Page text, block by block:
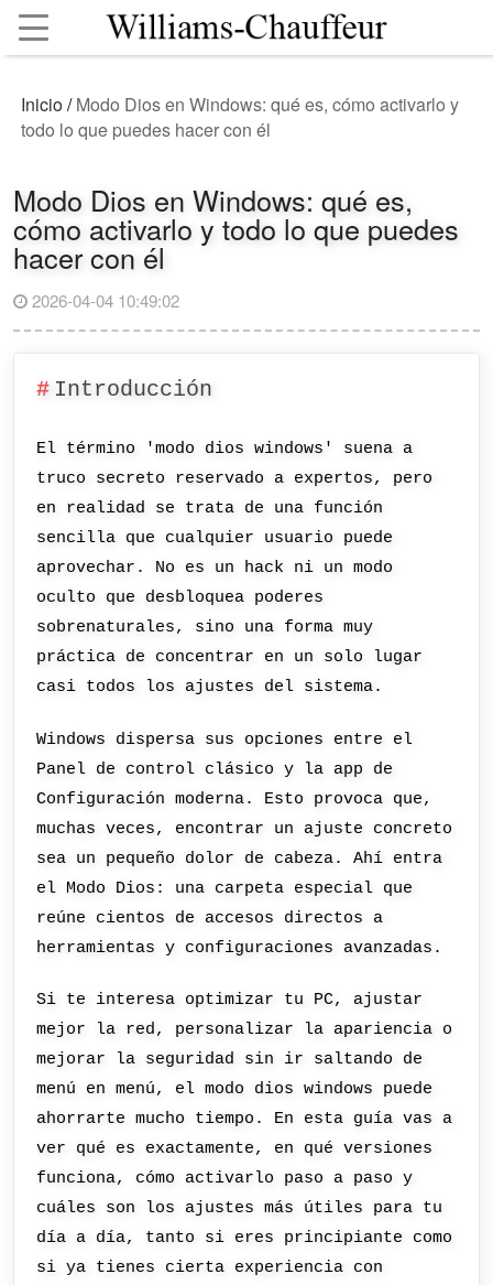
Inicio/Modo Dios en Windows: qué es, cómo activarlo y
todo lo que puedes hacer con él
Modo Dios en Windows: qué es,
cómo activarlo y todo lo que puedes
hacer con él
2026-04-04 10:49:02
Introducción
El término 'modo dios windows' suena a
truco secreto reservado a expertos, pero
en realidad se trata de una función
sencilla que cualquier usuario puede
aprovechar. No es un hack ni un modo
oculto que desbloquea poderes
sobrenaturales, sino una forma muy
práctica de concentrar en un solo lugar
casi todos los ajustes del sistema.
Windows dispersa sus opciones entre el
Panel de control clásico y la app de
Configuración moderna. Esto provoca que,
muchas veces, encontrar un ajuste concreto
sea un pequeño dolor de cabeza. Ahí entra
el Modo Dios: una carpeta especial que
reúne cientos de accesos directos a
herramientas y configuraciones avanzadas.
Si te interesa optimizar tu PC, ajustar
mejor la red, personalizar la apariencia o
mejorar la seguridad sin ir saltando de
menú en menú, el modo dios windows puede
ahorrarte mucho tiempo. En esta guía vas a
ver qué es exactamente, en qué versiones
funciona, cómo activarlo paso a paso y
cuáles son los ajustes más útiles para tu
día a día, tanto si eres principiante como
si ya tienes cierta experiencia con